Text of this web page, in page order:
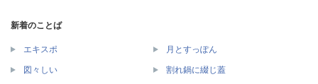
新着のことば
エキスポ 月とすっぽん
図々しい 割れ鍋に綴じ蓋